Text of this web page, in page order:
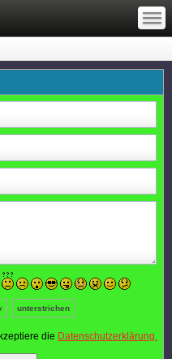
—
—
—
unterstrichen
die Datenschutzerklärung.